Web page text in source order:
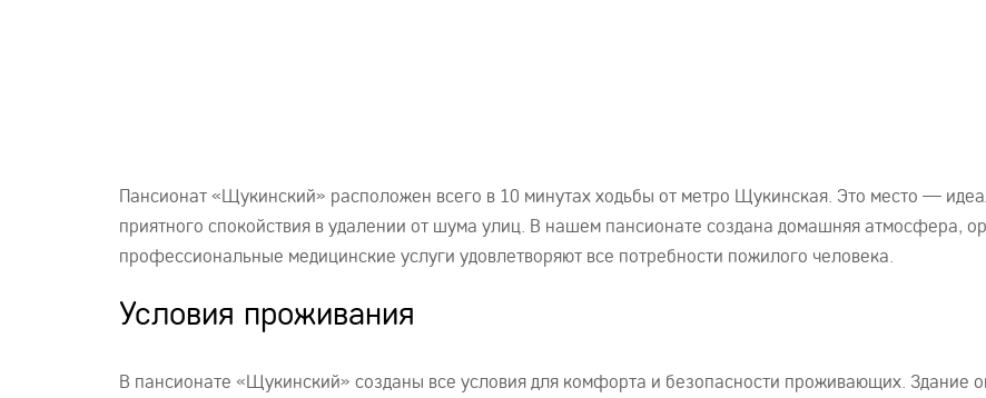
Пансионат «Щукинский» расположен всего в 10 минутах ходьбы от метро Щукинская. Это место —
приятного спокойствия в удалении от шума улиц. В нашем пансионате создана домашняя атмосфера,
профессиональные медицинские услуги удовлетворяют все потребности пожилого человека.
Условия проживания
В пансионате «Щукинский» созданы все условия для комфорта и безопасности проживающих. Здание